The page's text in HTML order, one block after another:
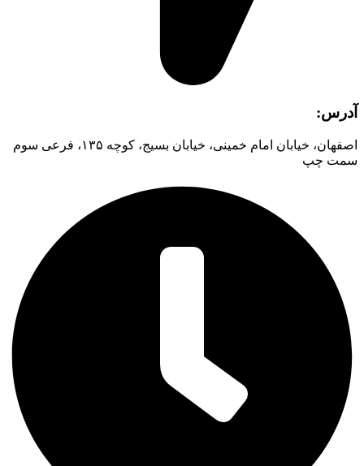
آدرس:
اصفهان، خیابان امام خمینی، خیابان بسیج، کوچه ۱۳۵، فرعی سوم
سمت چپ